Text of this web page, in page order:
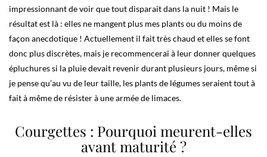
impressionnant de voir que tout disparait dans la nuit ! Mais le
résultat est là : elles ne mangent plus mes plants ou du moins de
façon anecdotique ! Actuellement il fait très chaud et elles se font
donc plus discrètes, mais je recommencerai à leur donner quelques
épluchures si la pluie devait revenir durant plusieurs jours, même si
je pense qu’au vu de leur taille, les plants de légumes seraient tout à
fait à même de résister à une armée de limaces.
Courgettes : Pourquoi meurent-elles
avant maturité ?